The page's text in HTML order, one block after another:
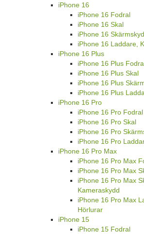
iPhone 16
iPhone 16 Fodral
iPhone 16 Skal
iPhone 16
iPhone 16 Laddare,
iPhone 16 Plus
iPhone 16 Plus
iPhone 16 Plus Skal
iPhone 16 Plus
iPhone 16 Plus
iPhone 16 Pro
iPhone 16 Pro Fodral
iPhone 16 Pro Skal
iPhone 16 Pro
iPhone 16 Pro
iPhone 16 Pro Max
iPhone 16 Pro Max
iPhone 16 Pro Max
iPhone 16 Pro Max
Kameraskydd
iPhone 16 Pro Max
Hörlurar
iPhone 15
iPhone 15 Fodral